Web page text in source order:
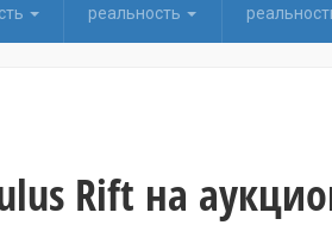
реальность
Rift на